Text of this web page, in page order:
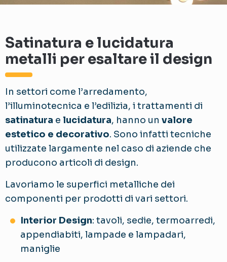
Satinatura e lucidatura
metalli per esaltare il design
In settori come l’arredamento,
l’illuminotecnica e l’edilizia, i trattamenti di
satinatura e lucidatura, hanno un valore
estetico e decorativo. Sono infatti tecniche
utilizzate largamente nel caso di aziende che
producono articoli di design.
Lavoriamo le superfici metalliche dei
componenti per prodotti di vari settori.
Interior Design: tavoli, sedie, termoarredi,
appendiabiti, lampade e lampadari,
maniglie